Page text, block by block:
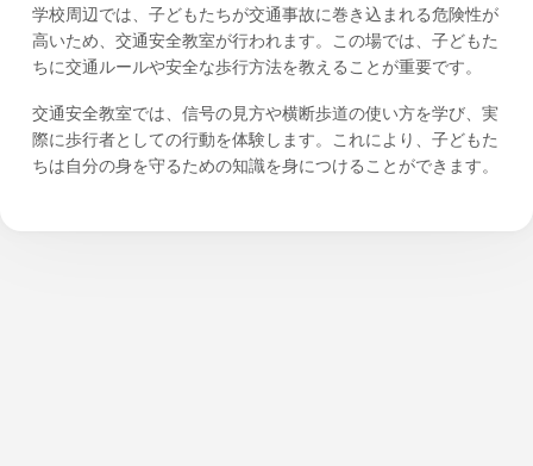
学校周辺では、子どもたちが交通事故に巻き込まれる危険性が
高いため、交通安全教室が行われます。この場では、子どもた
ちに交通ルールや安全な歩行方法を教えることが重要です。
交通安全教室では、信号の見方や横断歩道の使い方を学び、実
際に歩行者としての行動を体験します。これにより、子どもた
ちは自分の身を守るための知識を身につけることができます。